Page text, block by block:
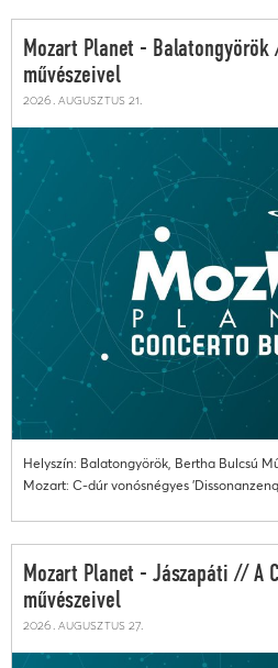
Mozart Planet -
művészeivel
2026. augusztus 21.
Helyszín: Balatongyörök, Bertha Bulcsú
Mozart: C-dúr vonósnégyes
Mozart Planet - Jászapáti // A
művészeivel
2026. augusztus 27.